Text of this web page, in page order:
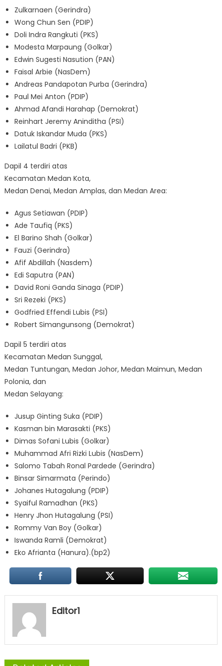
Zulkarnaen (Gerindra)
Wong Chun Sen (PDIP)
Doli Indra Rangkuti (PKS)
Modesta Marpaung (Golkar)
Edwin Sugesti Nasution (PAN)
Faisal Arbie (NasDem)
Andreas Pandapotan Purba (Gerindra)
Paul Mei Anton (PDIP)
Ahmad Afandi Harahap (Demokrat)
Reinhart Jeremy Aninditha (PSI)
Datuk Iskandar Muda (PKS)
Lailatul Badri (PKB)
Dapil 4 terdiri atas
Kecamatan Medan Kota,
Medan Denai, Medan Amplas, dan Medan Area:
Agus Setiawan (PDIP)
Ade Taufiq (PKS)
El Barino Shah (Golkar)
Fauzi (Gerindra)
Afif Abdillah (Nasdem)
Edi Saputra (PAN)
David Roni Ganda Sinaga (PDIP)
Sri Rezeki (PKS)
Godfried Effendi Lubis (PSI)
Robert Simangunsong (Demokrat)
Dapil 5 terdiri atas
Kecamatan Medan Sunggal,
Medan Tuntungan, Medan Johor, Medan Maimun, Medan
Polonia, dan
Medan Selayang:
Jusup Ginting Suka (PDIP)
Kasman bin Marasakti (PKS)
Dimas Sofani Lubis (Golkar)
Muhammad Afri Rizki Lubis (NasDem)
Salomo Tabah Ronal Pardede (Gerindra)
Binsar Simarmata (Perindo)
Johanes Hutagalung (PDIP)
Syaiful Ramadhan (PKS)
Henry Jhon Hutagalung (PSI)
Rommy Van Boy (Golkar)
Iswanda Ramli (Demokrat)
Eko Afrianta (Hanura).(bp2)
Editor1